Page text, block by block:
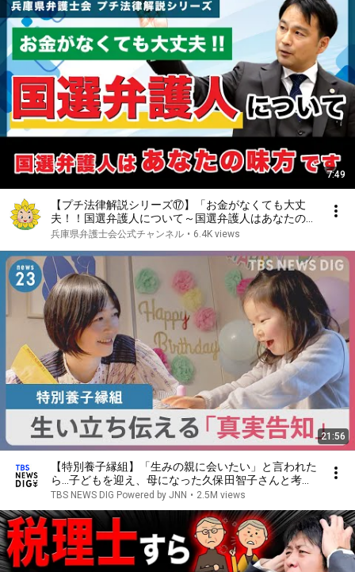
7:49
【プチ法律解説シリーズ⑰】「お金がなくても大丈
夫！！国選弁護人について～国選弁護人はあなたの味
方です～」
兵庫県弁護士会公式チャンネル • 6.4K views
21:56
【特別養子縁組】「生みの親に会いたい」と言われた
ら…子どもを迎え、母になった久保田智子さんと考え
る「真実告知」【news23】
TBS NEWS DIG Powered by JNN • 2.5M views